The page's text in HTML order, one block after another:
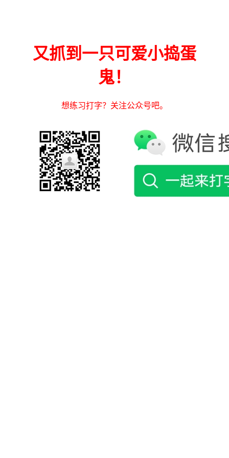
又抓到一只可爱小捣蛋
鬼！
想练习打字？关注公众号吧。